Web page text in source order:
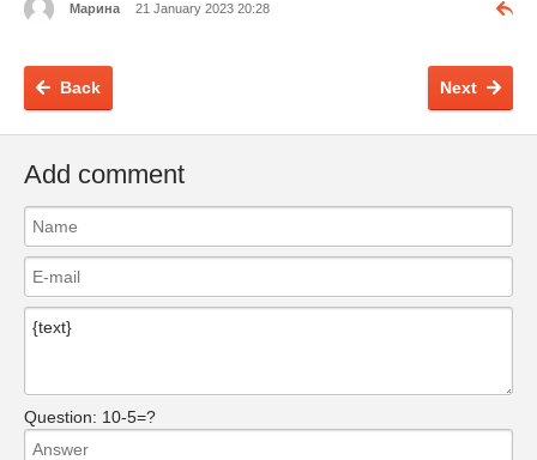
Марина 21 January 2023 20:28
Back Next
Add comment
Question: 10-5=?